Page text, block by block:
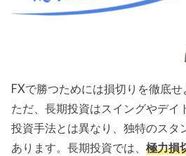
FXで勝つためには損切りを徹底せ
ただ、長期投資はスイングやデイ
投資手法とは異なり、独特のスタ
あります。長期投資では、極力損